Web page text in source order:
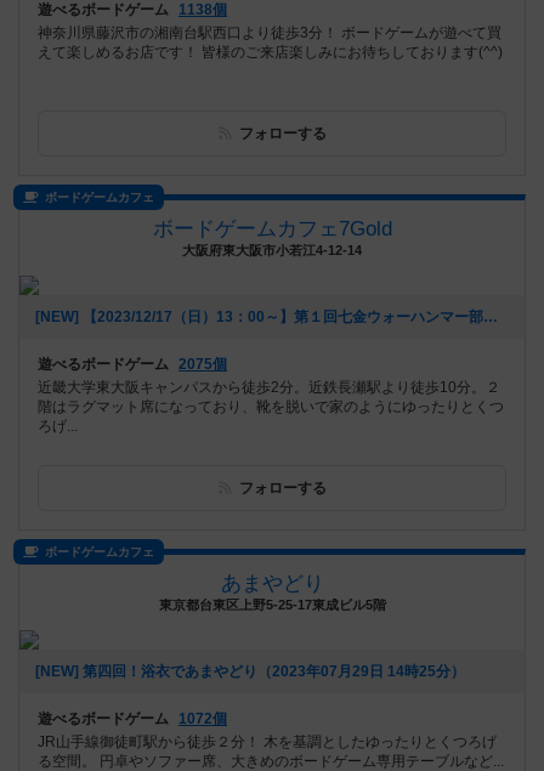
遊べるボードゲーム
1138個
神奈川県藤沢市の湘南台駅西口より徒歩3分！ ボードゲームが遊べて買
えて楽しめるお店です！ 皆様のご来店楽しみにお待ちしております(^^)
フォローする
ボードゲームカフェ
ボードゲームカフェ7Gold
大阪府東大阪市小若江4-12-14
[NEW] 【2023/12/17（日）13：00～】第１回七金ウォーハンマー部（2023年12月06日 16時25分）
遊べるボードゲーム 2075個
近畿大学東大阪キャンパスから徒歩2分。近鉄長瀬駅より徒歩10分。２
階はラグマット席になっており、靴を脱いで家のようにゆったりとくつ
ろげ...
フォローする
ボードゲームカフェ
あまやどり
東京都台東区上野5-25-17東成ビル5階
[NEW] 第四回！浴衣であまやどり（2023年07月29日 14時25分）
遊べるボードゲーム
1072個
JR山手線御徒町駅から徒歩２分！ 木を基調としたゆったりとくつろげ
る空間。 円卓やソファー席、大きめのボードゲーム専用テーブルなど...